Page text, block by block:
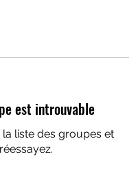
est introuvable
la liste des groupes et
réessayez.